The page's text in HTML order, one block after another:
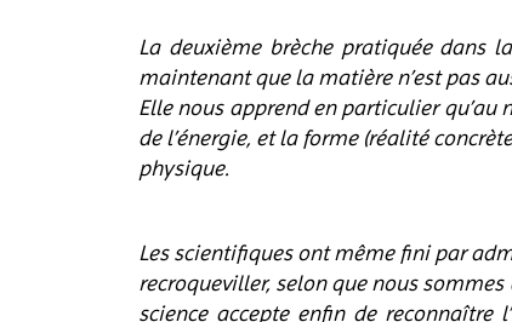
La deuxième brèche pratiquée dans
maintenant que la matière n’est pas
Elle nous apprend en particulier qu’au
de l’énergie, et la forme (réalité
physique.
Les scientifiques ont même fini par
recroqueviller, selon que nous
science accepte enfin de reconnaître